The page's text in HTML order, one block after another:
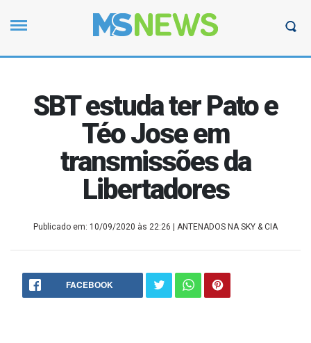
SBT estuda ter Pato e
Téo Jose em
transmissões da
Libertadores
Publicado em: 10/09/2020 às 22:26 | ANTENADOS NA SKY & CIA
FACEBOOK